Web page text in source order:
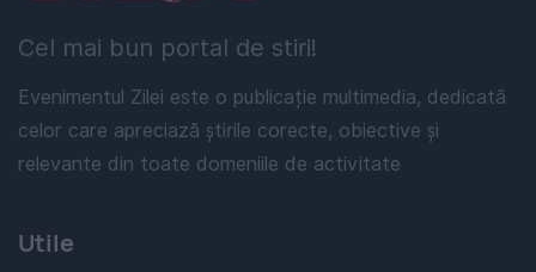
Cel mai bun portal de stiri!
Evenimentul Zilei este o publicație multimedia, dedicată
celor care apreciază știrile corecte, obiective și
relevante din toate domeniile de activitate
Utile